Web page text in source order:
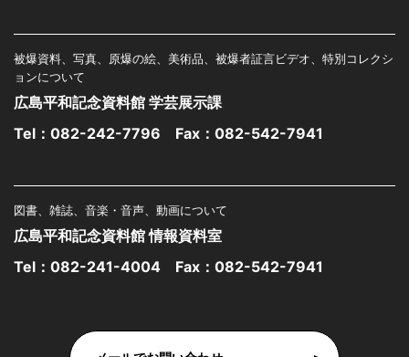
被爆資料、写真、原爆の絵、美術品、被爆者証言ビデオ、特別コレクシ
ョンについて
広島平和記念資料館 学芸展示課
Tel： 082-242-7796 Fax：082-542-7941
図書、雑誌、音楽・音声、動画について
広島平和記念資料館 情報資料室
Tel： 082-241-4004 Fax：082-542-7941